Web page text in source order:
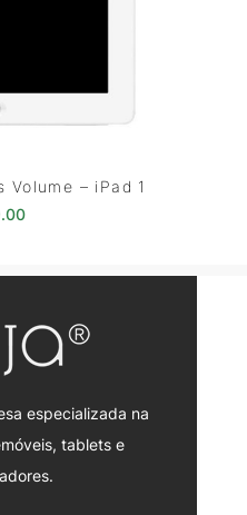
Volume – iPad 1
especializada na
tablets e